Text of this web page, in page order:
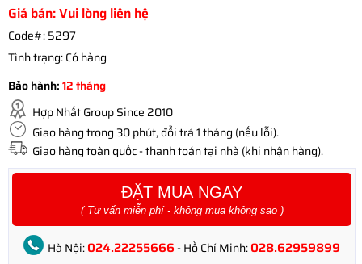
Giá bán: Vui lòng liên hệ
Code#:5297
Tình trạng:Có hàng
Bảo hành:12 tháng
Hợp Nhất Group Since 2010
Giao hàng trong 30 phút, đổi trả 1 tháng (nếu lỗi).
Giao hàng toàn quốc - thanh toán tại nhà (khi nhận hàng).
ĐẶT MUA NGAY
( Tư vấn miễn phí - không mua không sao )
Hà Nội:024.22255666 - Hồ Chí Minh:028.62959899